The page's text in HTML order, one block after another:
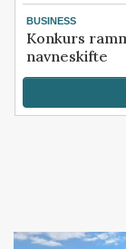
BUSINESS
Konkurs
navneskifte